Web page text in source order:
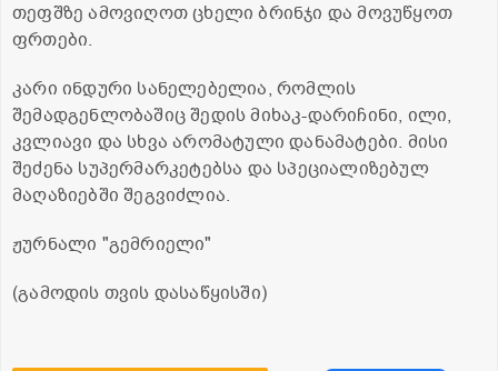
თეფშზე ამოვიღოთ ცხელი ბრინჯი და მოვუწყოთ
ფრთები.
კარი ინდური სანელებელია, რომლის
შემადგენლობაშიც შედის მიხაკ-დარიჩინი, ილი,
კვლიავი და სხვა არომატული დანამატები. მისი
შეძენა სუპერმარკეტებსა და სპეციალიზებულ
მაღაზიებში შეგვიძლია.
ჟურნალი "გემრიელი"
(გამოდის თვის დასაწყისში)